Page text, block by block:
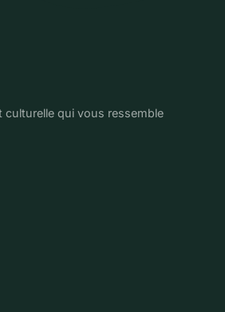
culturelle qui vous ressemble